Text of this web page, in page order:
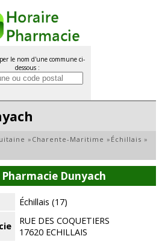
le nom d'une commune ci-
dessous :
» Charente-Maritime » Échillais »
Dunyach
Échillais (17)
RUE DES COQUETIERS
17620 ECHILLAIS